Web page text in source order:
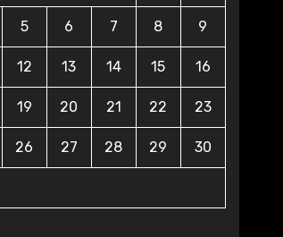
5 6 7 8 9
12 13 14 15 16
19 20 21 22 23
26 27 28 29 30